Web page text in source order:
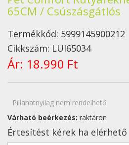
65CM / Csúszásgátlós
Termékkód: 5999145900212
Cikkszám: LUI65034
Ár: 18.990 Ft
Pillanatnyilag nem rendelhető
Várható beérkezés: raktáron
Értesítést kérek ha elérhető